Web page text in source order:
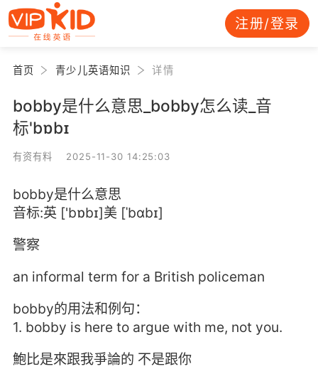
注册/登录
首页 青少儿英语知识 详情
bobby是什么意思_bobby怎么读_音
标'bɒbɪ
有资有料 2025-11-30 14:25:03
bobby是什么意思
音标:英 ['bɒbɪ]美 [ˈbɑbɪ]
警察
an informal term for a British policeman
bobby的用法和例句：
1. bobby is here to argue with me, not you.
鮑比是來跟我爭論的 不是跟你